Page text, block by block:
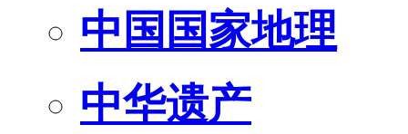
中国国家地理
中华遗产